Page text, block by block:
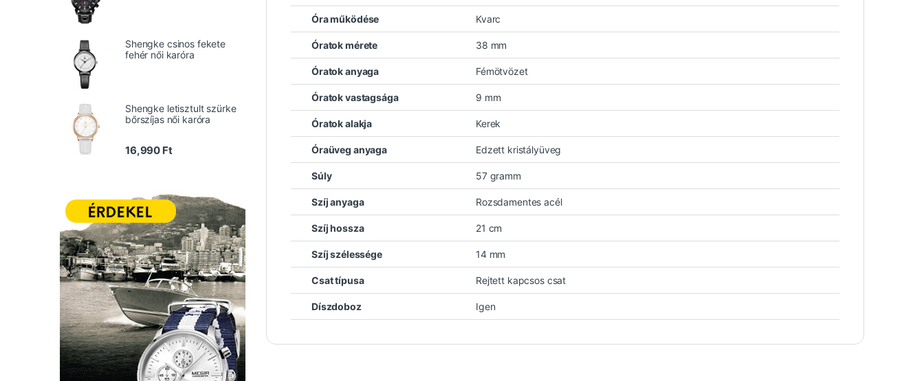
Óra működése Kvarc
Óratok mérete 38 mm
Óratok anyaga Fémötvözet
Óratok vastagsága 9 mm
Óratok alakja Kerek
Óraüveg anyaga Edzett kristályüveg
Súly 57 gramm
Szíj anyaga Rozsdamentes acél
Szíj hossza 21 cm
Szíj szélessége 14 mm
Csat típusa Rejtett kapcsos csat
Díszdoboz Igen
Shengke csinos fekete
fehér női karóra
Shengke letisztult szürke
bőrszíjas női karóra
16,990 Ft